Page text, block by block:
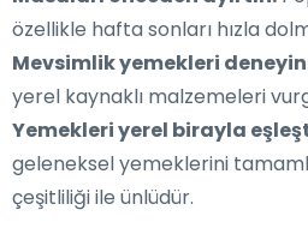
özellikle hafta sonları hızla
Mevsimlik yemekleri
yerel kaynaklı malzemeleri
Yemekleri yerel birayla
geleneksel yemeklerini
çeşitliliği ile ünlüdür.